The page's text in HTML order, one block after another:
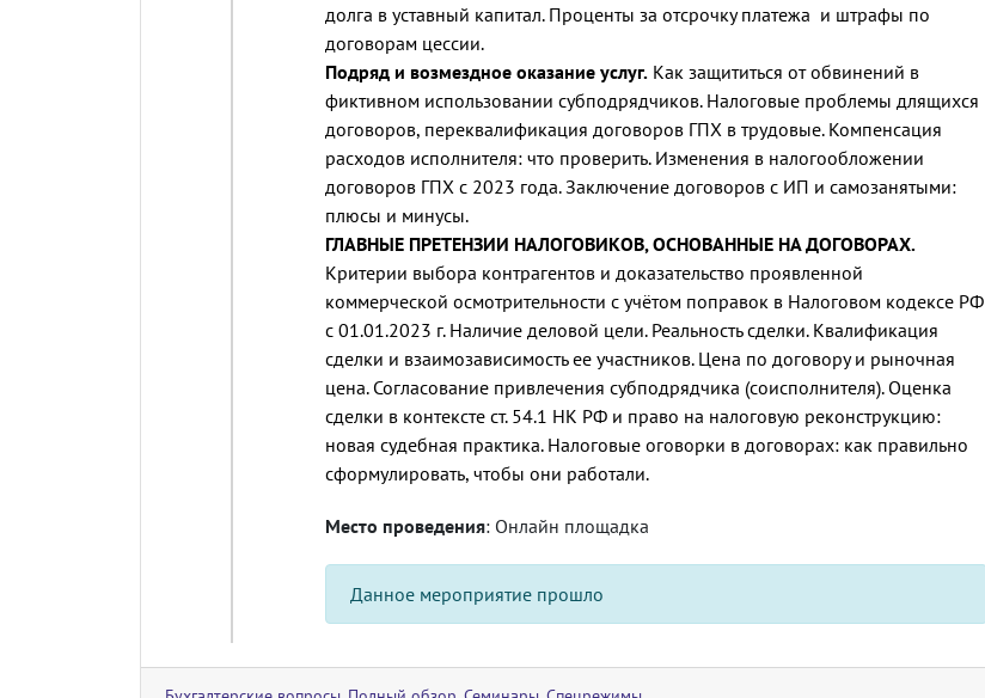
долга в уставный капитал. Проценты за отсрочку платежа и штрафы по
договорам цессии.
Подряд и возмездное оказание услуг. Как защититься от обвинений в
фиктивном использовании субподрядчиков. Налоговые проблемы длящихся
договоров, переквалификация договоров ГПХ в трудовые. Компенсация
расходов исполнителя: что проверить. Изменения в налогообложении
договоров ГПХ с 2023 года. Заключение договоров с ИП и самозанятыми:
плюсы и минусы.
ГЛАВНЫЕ ПРЕТЕНЗИИ НАЛОГОВИКОВ, ОСНОВАННЫЕ НА ДОГОВОРАХ.
Критерии выбора контрагентов и доказательство проявленной
коммерческой осмотрительности с учётом поправок в Налоговом кодексе РФ
с 01.01.2023 г. Наличие деловой цели. Реальность сделки. Квалификация
сделки и взаимозависимость ее участников. Цена по договору и рыночная
цена. Согласование привлечения субподрядчика (соисполнителя). Оценка
сделки в контексте ст. 54.1 НК РФ и право на налоговую реконструкцию:
новая судебная практика. Налоговые оговорки в договорах: как правильно
сформулировать, чтобы они работали.
Место проведения: Онлайн площадка
Данное мероприятие прошло